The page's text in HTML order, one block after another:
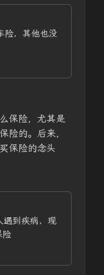
险，其他也没
保险，尤其是
险的。后来，
保险的念头
遇到疾病，现
险